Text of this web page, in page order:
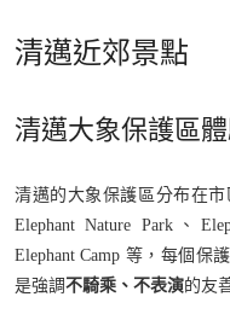
清邁近郊景點
清邁大象保護區
清邁的大象保護區分布在
Elephant Nature Park、
Elephant Camp 等，每個保
是強調不騎乘、不表演的友